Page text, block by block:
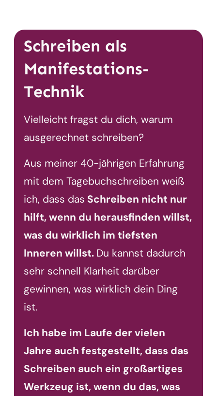
Schreiben als
Manifestations-
Technik
Vielleicht fragst du dich, warum
ausgerechnet schreiben?
Aus meiner 40-jährigen Erfahrung
mit dem Tagebuchschreiben weiß
ich, dass das Schreiben nicht nur
hilft, wenn du herausfinden willst,
was du wirklich im tiefsten
Inneren willst. Du kannst dadurch
sehr schnell Klarheit darüber
gewinnen, was wirklich dein Ding
ist.
Ich habe im Laufe der vielen
Jahre auch festgestellt, dass das
Schreiben auch ein großartiges
Werkzeug ist, wenn du das, was